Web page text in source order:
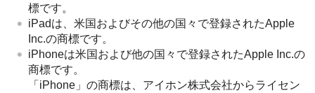
標です。
iPadは、米国およびその他の国々で登録されたApple
Inc.の商標です。
iPhoneは米国および他の国々で登録されたApple Inc.の
商標です。
「iPhone」の商標は、アイホン株式会社からライセン